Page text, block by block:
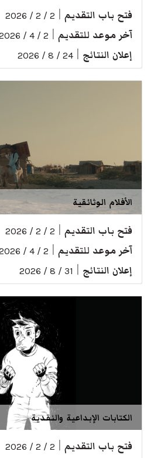
فتح باب التقديم 2 / 2 / 2026
آخر موعد للتقديم 2 / 4 / 2026
إعلان النتائج 24 / 8 / 2026
الأفلام الوثائقية
فتح باب التقديم 2 / 2 / 2026
آخر موعد للتقديم 2 / 4 / 2026
إعلان النتائج 31 / 8 / 2026
الكتابات الإبداعية والنقدية
فتح باب التقديم 2 / 2 / 2026